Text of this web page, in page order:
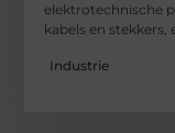
elektrotechnische
kabels en stekkers,
Industrie